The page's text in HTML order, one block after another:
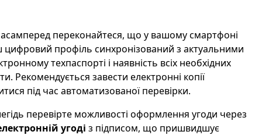
переконайтеся, що у вашому смартфоні
профіль синхронізований з актуальними
техпаспорті і наявність всіх необхідних
Рекомендується завести електронні копії
під час автоматизованої перевірки.
перевірте можливості оформлення угоди через
угоді з підписом, що пришвидшує